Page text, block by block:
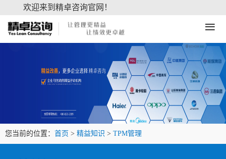
欢迎来到精卓咨询官网！
≡
您当前的位置： 首页 > 精益知识 > TPM管理